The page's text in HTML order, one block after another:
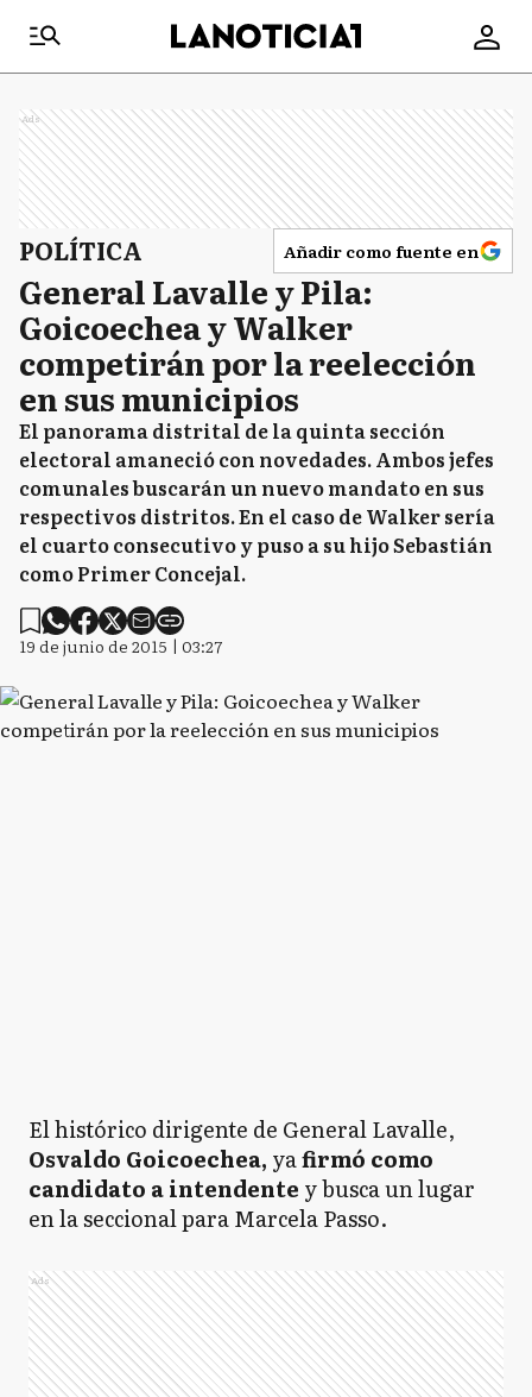
Ads
POLÍTICA Añadir como fuente en
General Lavalle y Pila:
Goicoechea y Walker
competirán por la reelección
en sus municipios
El panorama distrital de la quinta sección
electoral amaneció con novedades. Ambos jefes
comunales buscarán un nuevo mandato en sus
respectivos distritos. En el caso de Walker sería
el cuarto consecutivo y puso a su hijo Sebastián
como Primer Concejal.
19 de junio de 2015 | 03:27
El histórico dirigente de General Lavalle,
Osvaldo Goicoechea, yafirmó como
candidato a intendente y busca un lugar
en la seccional para Marcela Passo.
Ads